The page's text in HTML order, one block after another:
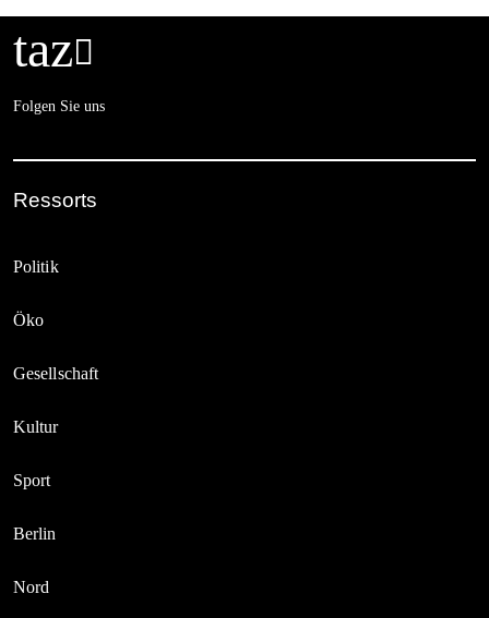
taz
Folgen Sie uns
Ressorts
Politik
Öko
Gesellschaft
Kultur
Sport
Berlin
Nord